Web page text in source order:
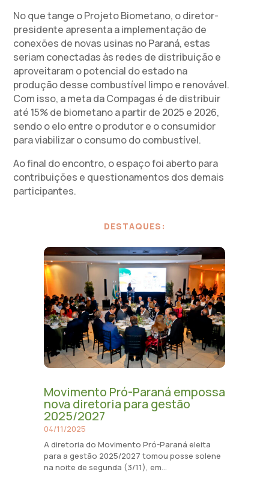
No que tange o Projeto Biometano, o diretor-
presidente apresenta a implementação de
conexões de novas usinas no Paraná, estas
seriam conectadas às redes de distribuição e
aproveitaram o potencial do estado na
produção desse combustível limpo e renovável.
Com isso, a meta da Compagas é de distribuir
até 15% de biometano a partir de 2025 e 2026,
sendo o elo entre o produtor e o consumidor
para viabilizar o consumo do combustível.
Ao final do encontro, o espaço foi aberto para
contribuições e questionamentos dos demais
participantes.
DESTAQUES:
Movimento Pró-Paraná empossa
nova diretoria para gestão
2025/2027
04/11/2025
A diretoria do Movimento Pró-Paraná eleita
para a gestão 2025/2027 tomou posse solene
na noite de segunda (3/11), em...